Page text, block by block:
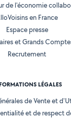
de l'économie
en France
Espace presse
et Grands
Recrutement
LÉGALES
de Vente et
et de respect